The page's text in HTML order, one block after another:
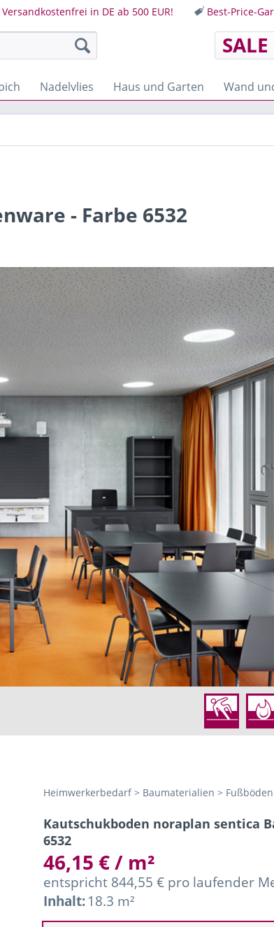
Versandkostenfrei in DE ab 500 EUR! Best-Price-
SALE
Nadelvlies Haus und Garten Wand
- Farbe 6532
Heimwerkerbedarf > Baumaterialien >
Kautschukboden noraplan sentica
6532
46,15 € / m²
entspricht 844,55 € pro laufender
Inhalt:18.3 m²